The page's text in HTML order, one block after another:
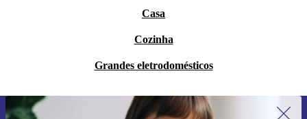
Casa
Cozinha
Grandes eletrodomésticos